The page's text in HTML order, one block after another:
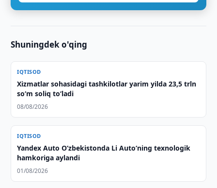
Shuningdek o'qing
IQTISOD
Xizmatlar sohasidagi tashkilotlar yarim yilda 23,5 trln
so‘m soliq to‘ladi
08/08/2026
IQTISOD
Yandex Auto O‘zbekistonda Li Auto‘ning texnologik
hamkoriga aylandi
01/08/2026